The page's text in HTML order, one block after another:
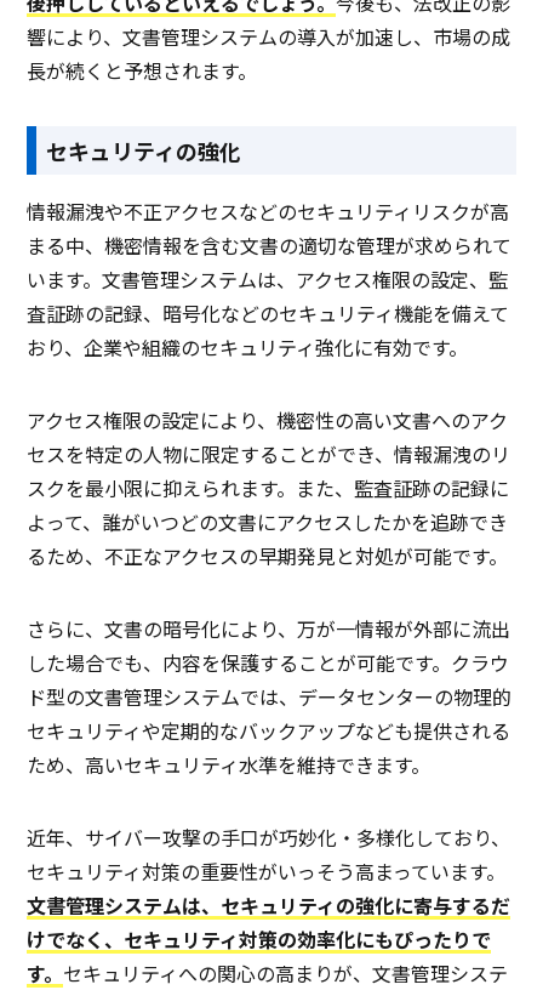
響により、文書管理システムの導入が加速し、市場の成
長が続くと予想されます。
セキュリティの強化
情報漏洩や不正アクセスなどのセキュリティリスクが高
まる中、機密情報を含む文書の適切な管理が求められて
います。文書管理システムは、アクセス権限の設定、監
査証跡の記録、暗号化などのセキュリティ機能を備えて
おり、企業や組織のセキュリティ強化に有効です。
アクセス権限の設定により、機密性の高い文書へのアク
セスを特定の人物に限定することができ、情報漏洩のリ
スクを最小限に抑えられます。また、監査証跡の記録に
よって、誰がいつどの文書にアクセスしたかを追跡でき
るため、不正なアクセスの早期発見と対処が可能です。
さらに、文書の暗号化により、万が一情報が外部に流出
した場合でも、内容を保護することが可能です。クラウ
ド型の文書管理システムでは、データセンターの物理的
セキュリティや定期的なバックアップなども提供される
ため、高いセキュリティ水準を維持できます。
近年、サイバー攻撃の手口が巧妙化・多様化しており、
セキュリティ対策の重要性がいっそう高まっています。
文書管理システムは、セキュリティの強化に寄与するだ
けでなく、セキュリティ対策の効率化にもぴったりで
す。 セキュリティへの関心の高まりが、文書管理システ